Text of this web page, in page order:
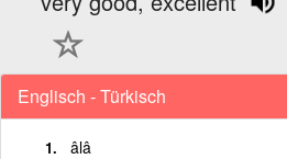
Englisch - Türkisch
âlâ